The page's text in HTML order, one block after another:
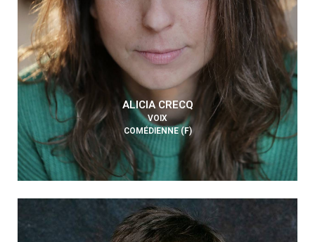
ALICIA CRECQ
VOIX
COMÉDIENNE (F)